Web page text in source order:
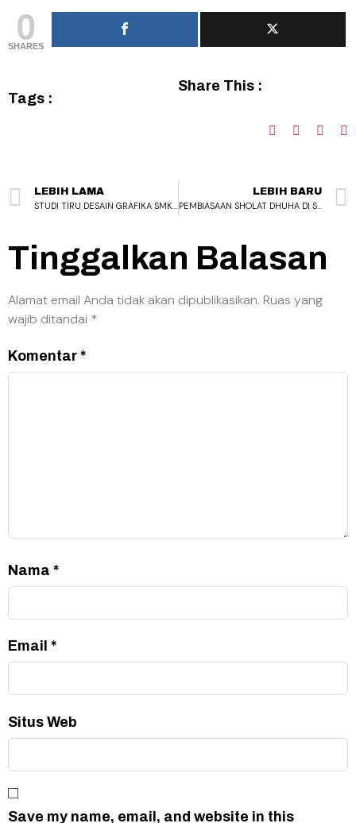
0
SHARES
Tags :
Share This :
LEBIH LAMA
STUDI TIRU DESAIN GRAFIKA SMKN 1 KALIPUCANG KE SMKN 1 SUBANG
LEBIH BARU
PEMBIASAAN SHOLAT DHUHA DI SMK NEGERI 1 KALIPUCANG
Tinggalkan Balasan
Alamat email Anda tidak akan dipublikasikan. Ruas yang
wajib ditandai *
Komentar *
Nama *
Email *
Situs Web
Save my name, email, and website in this